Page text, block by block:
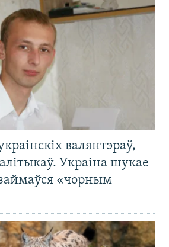
валянтэраў,
Украіна шукае
займаўся «чорным